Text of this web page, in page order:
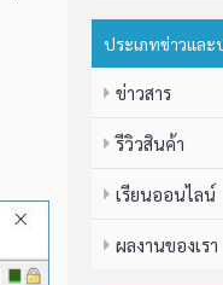
ประเภทข่าวแล
ข่าวสาร
รีวิวสินค้า
เรียนออนไลน์
ผลงานของเรา